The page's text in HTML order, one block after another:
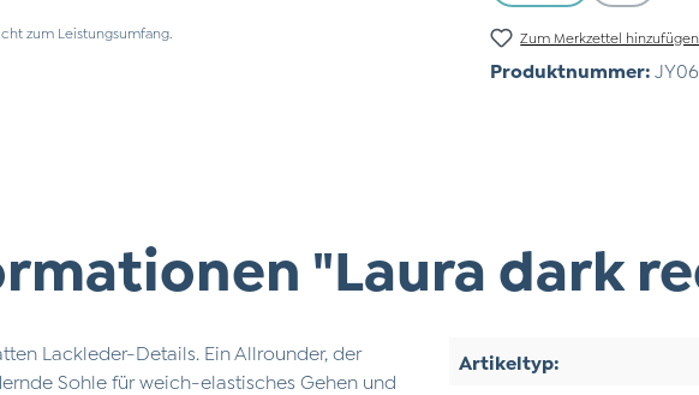
zum Leistungsumfang. Zum Merkzettel hinzufügen
Produktnummer:
"Laura dark
Lackleder-Details. Ein Allrounder, der
Sohle für weich-elastisches Gehen und
Artikeltyp: